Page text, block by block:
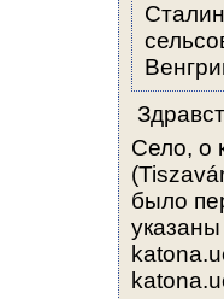
Село, о
было
указаны